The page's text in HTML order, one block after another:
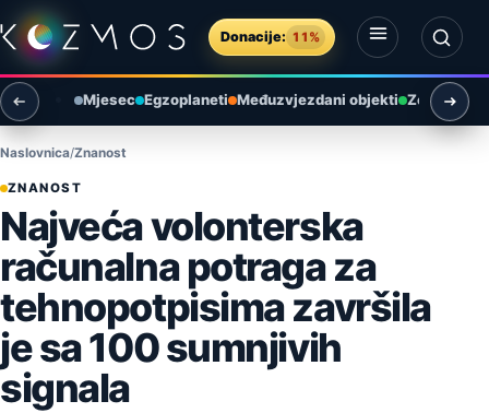
Preskoči na sadržaj
Donacije: 11%
Otvori izbornik
Otvori pretragu
Mjesec Egzoplaneti Međuzvjezdani objekti Zemlja i
Naslovnica Znanost
ZNANOST
Najveća volonterska
računalna potraga za
tehnopotpisima završila
je sa 100 sumnjivih
signala